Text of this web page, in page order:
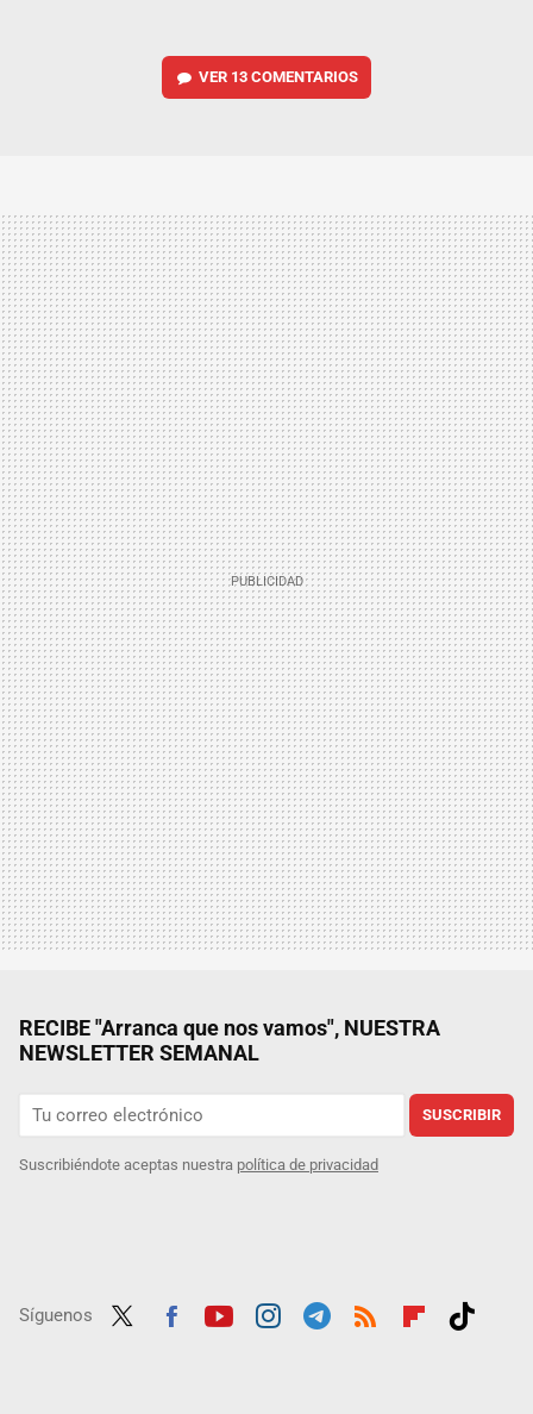
VER 13 COMENTARIOS
RECIBE "Arranca que nos vamos", NUESTRA
NEWSLETTER SEMANAL
SUSCRIBIR
Suscribiéndote aceptas nuestra política de privacidad
Síguenos